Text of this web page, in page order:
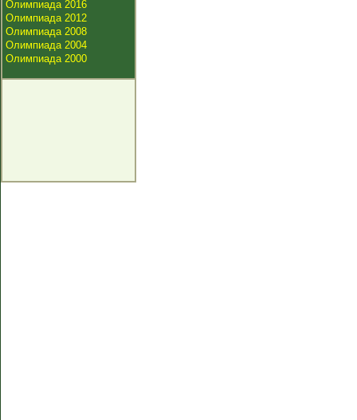
Олимпиада 2016
Олимпиада 2012
Олимпиада 2008
Олимпиада 2004
Олимпиада 2000